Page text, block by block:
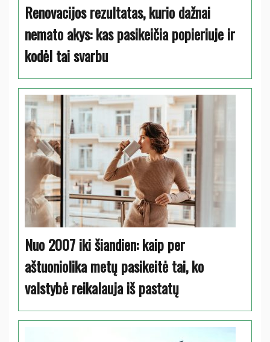
Renovacijos rezultatas, kurio dažnai
nemato akys: kas pasikeičia popieriuje ir
kodėl tai svarbu
Nuo 2007 iki šiandien: kaip per
aštuoniolika metų pasikeitė tai, ko
valstybė reikalauja iš pastatų